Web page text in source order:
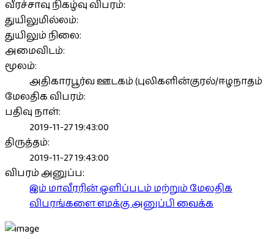
வீரச்சாவு நிகழ்வு விபரம்:
துயிலுமில்லம்:
துயிலும் நிலை:
அமைவிடம்:
மூலம்:
அதிகாரபூர்வ ஊடகம் (புலிகளின்குரல்/ஈழநாதம்
மேலதிக விபரம்:
பதிவு நாள்:
2019-11-27 19:43:00
திருத்தம்:
2019-11-27 19:43:00
விபரம் அனுப்ப:
இம் மாவீரரின் ஒளிப்படம் மற்றும் மேலதிக
விபரங்களை எமக்கு அனுப்பி வைக்க